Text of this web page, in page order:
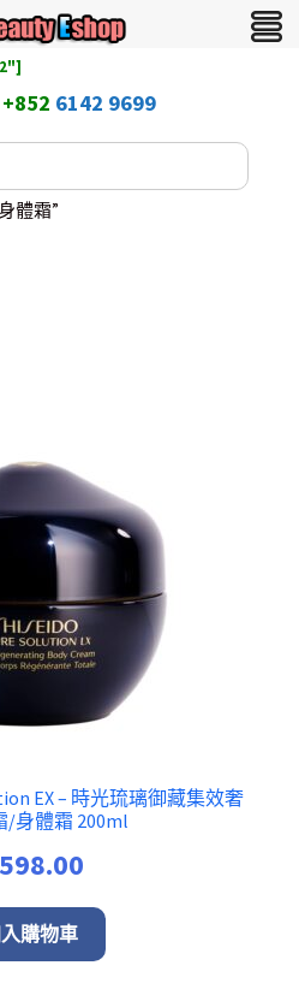
6142 9699
體霜”
EX – 時光琉璃御藏集效奢
/身體霜 200ml
598.00
購物車